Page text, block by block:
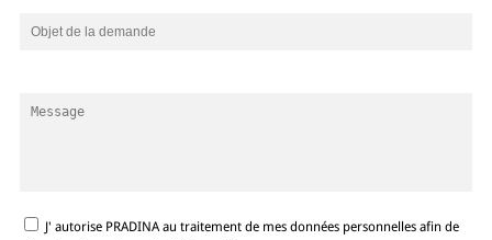
J' autorise PRADINA au traitement de mes données personnelles afin de